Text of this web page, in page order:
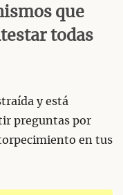
que
todas
y está
preguntas por
en tus